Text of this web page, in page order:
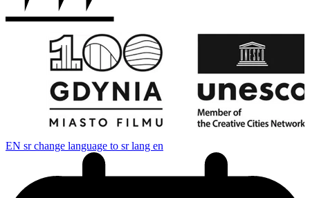
EN sr change language to sr lang en